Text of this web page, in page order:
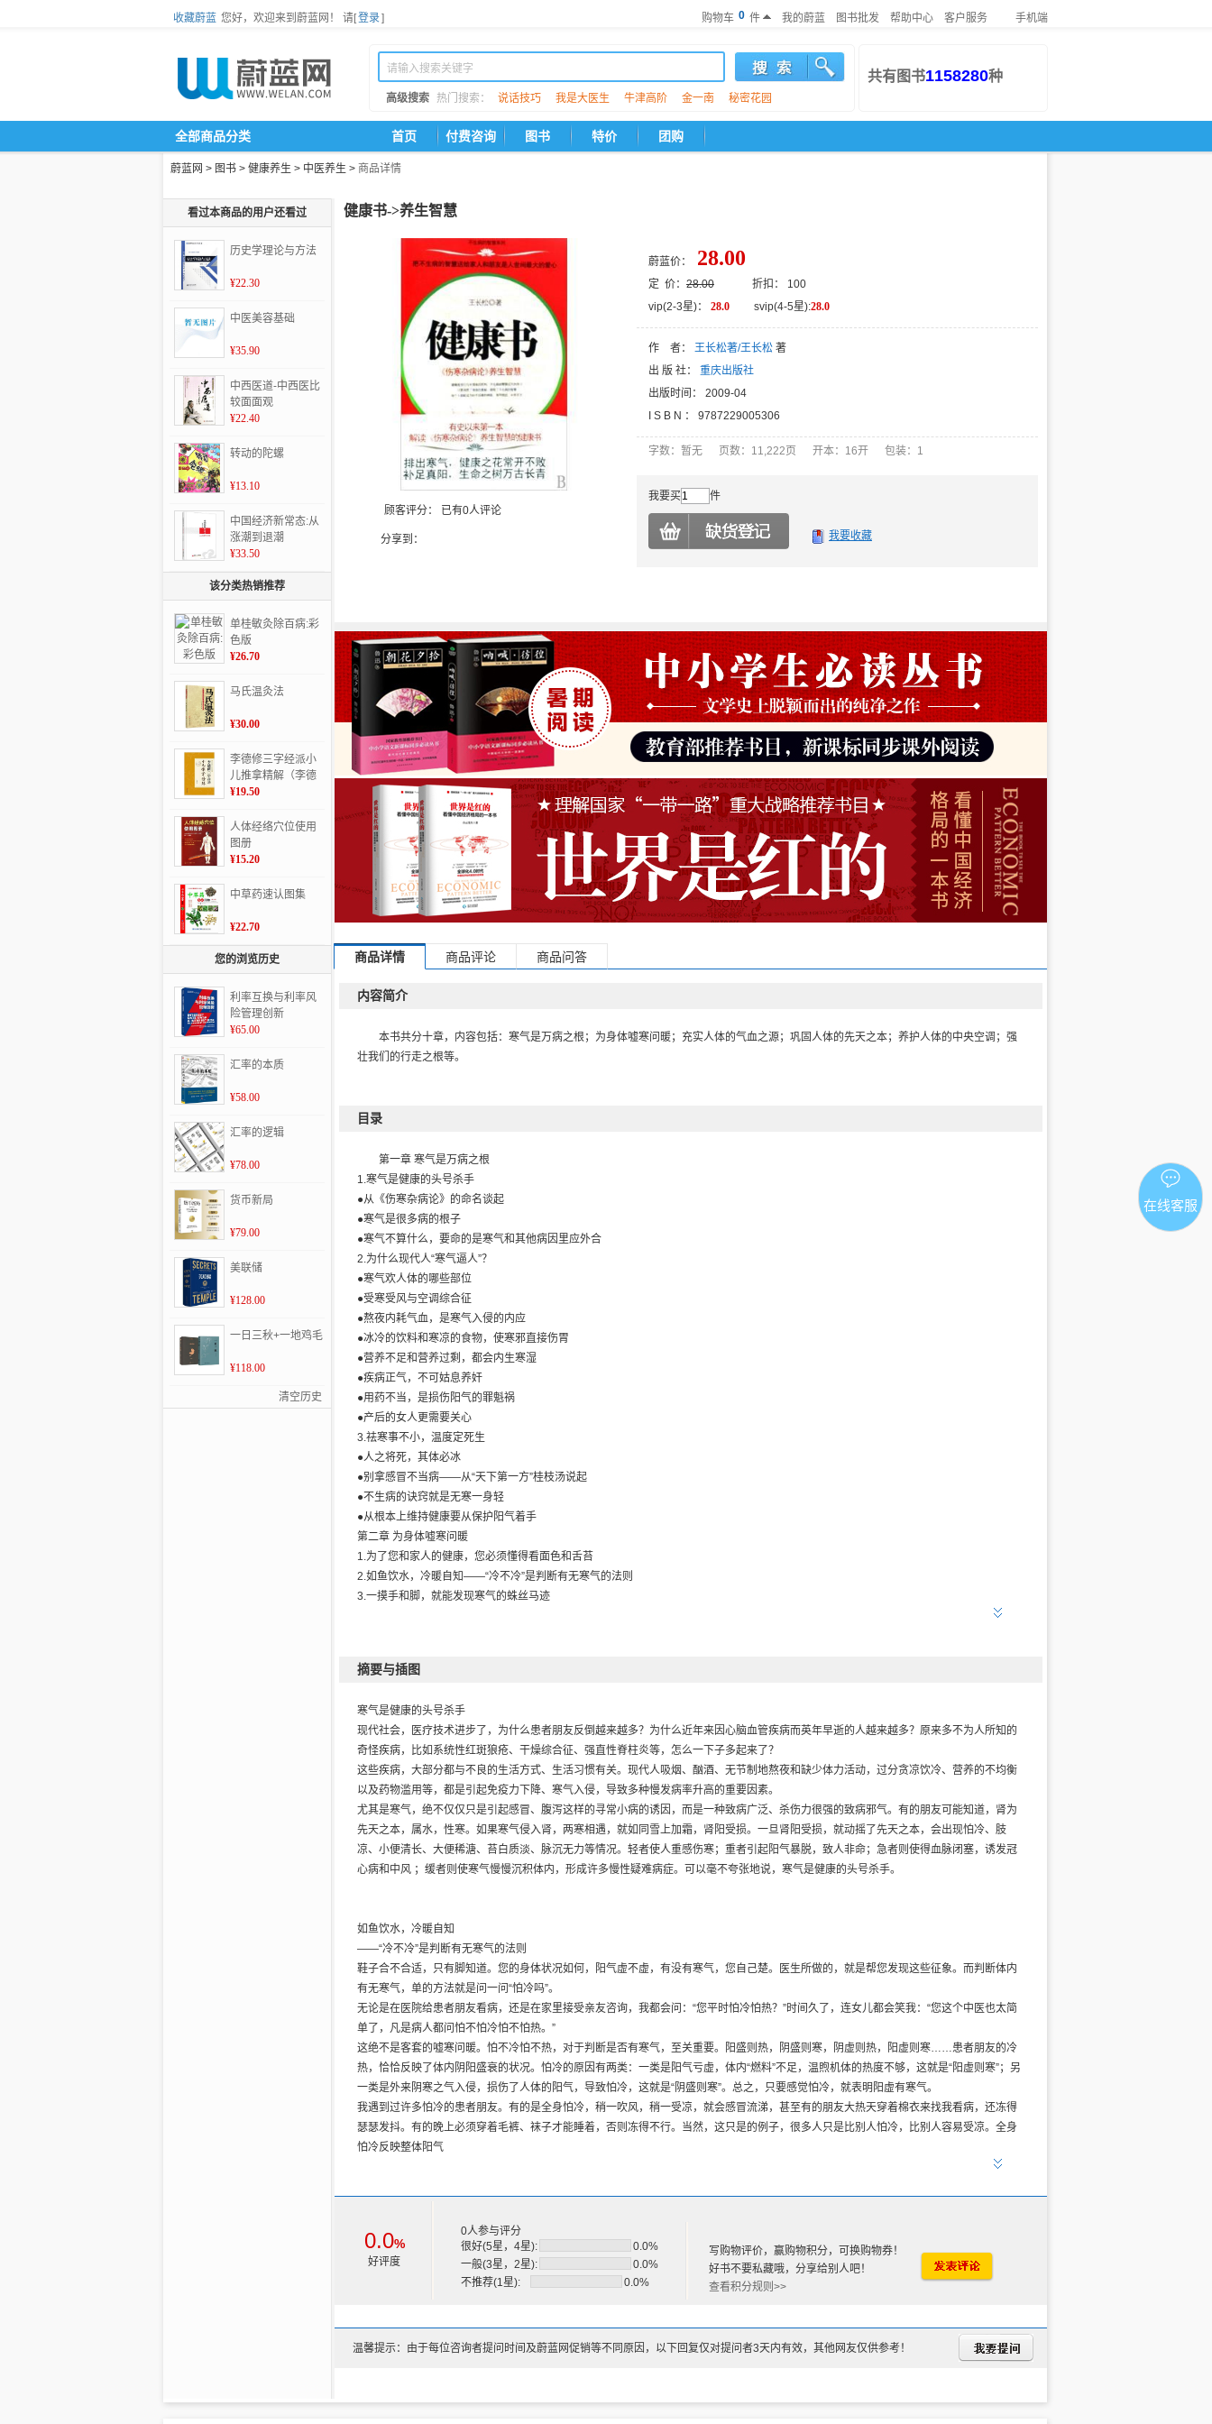
收藏蔚蓝 您好，欢迎来到蔚蓝网！ 请[登录] 购物车 0 件 我的蔚蓝 图书批发 帮助中心 客户服务 手机端
高级搜索 热门搜索： 说话技巧 我是大医生 牛津高阶 金一南 秘密花园
共有图书1158280种
全部商品分类 首页 付费咨询 图书 特价 团购
蔚蓝网 > 图书 > 健康养生 > 中医养生 > 商品详情
看过本商品的用户还看过
历史学理论与方法
¥22.30
中医美容基础
¥35.90
中西医道-中西医比
较面面观
¥22.40
转动的陀螺
¥13.10
中国经济新常态:从
涨潮到退潮
¥33.50
该分类热销推荐
单桂敏灸除百病:彩
色版
¥26.70
马氏温灸法
¥30.00
李德修三字经派小
儿推拿精解（李德
修孙女李先晓的！
百年长盛不衰的深
刻解读与经典珍
藏！非物质文化遗
¥19.50
人体经络穴位使用
图册
¥15.20
中草药速认图集
¥22.70
您的浏览历史
利率互换与利率风
险管理创新
¥65.00
汇率的本质
¥58.00
汇率的逻辑
¥78.00
货币新局
¥79.00
美联储
¥128.00
一日三秋+一地鸡毛
¥118.00
清空历史
健康书->养生智慧
顾客评分： 已有0人评论
分享到：
蔚蓝价： 28.00
定 价： 28.00 折扣： 100
vip(2-3星)： 28.0 svip(4-5星):28.0
作 者： 王长松著/王长松 著
出 版 社：
重庆出版社
出版时间：
2009-04
I S B N ：
9787229005306
字数：暂无 页数：11,222页 开本：16开 包装：1
我要买 件
我要收藏
商品详情 商品评论 商品问答
内容简介
本书共分十章，内容包括：寒气是万病之根；为身体嘘寒问暖；充实人体的气血之源；巩固人体的先天之本；养护人体的中央空调；强
壮我们的行走之根等。
目录
第一章 寒气是万病之根
1.寒气是健康的头号杀手
●从《伤寒杂病论》的命名谈起
●寒气是很多病的根子
●寒气不算什么，要命的是寒气和其他病因里应外合
2.为什么现代人“寒气逼人”？
●寒气欢人体的哪些部位
●受寒受风与空调综合征
●熬夜内耗气血，是寒气入侵的内应
●冰冷的饮料和寒凉的食物，使寒邪直接伤胃
●营养不足和营养过剩，都会内生寒湿
●疾病正气，不可姑息养奸
●用药不当，是损伤阳气的罪魁祸
●产后的女人更需要关心
3.祛寒事不小，温度定死生
●人之将死，其体必冰
●别拿感冒不当病——从“天下第一方”桂枝汤说起
●不生病的诀窍就是无寒一身轻
●从根本上维持健康要从保护阳气着手
第二章 为身体嘘寒问暖
1.为了您和家人的健康，您必须懂得看面色和舌苔
2.如鱼饮水，冷暖自知——“冷不冷”是判断有无寒气的法则
3.一摸手和脚，就能发现寒气的蛛丝马迹
第三章 充实人体的气血之源
●气血决定温度
●气血不足必然导致风寒内侵
●气血不畅，会让体内的垃圾堆积如山
●揭秘引起气血不足的五大因素
2.补足气血从健脾开始
●温中健脾
●益气健脾
●燥湿健脾
●健脾养胃
3.补血英雄
●要健康，喝驴汤——十全大补的阿胶
●当归——每个家庭都该常备的大药
●黄芪——真正属于老百姓的补药
●紫丹参——为全家老小保驾护航
●常食枸杞，寿与天齐
●立竿见影的止血神药——仙鹤草
●每天一颗枣，一生不显老
●花生可以在治病中大显身手
●羊肉这么大补的美味谁能拒绝呢
●补血神品——猪肝
4.一见钟情的家庭补血良方
●枸杞叶粥
●黄芪人参粥
●红枣花生
摘要与插图
寒气是健康的头号杀手
现代社会，医疗技术进步了，为什么患者朋友反倒越来越多？为什么近年来因心脑血管疾病而英年早逝的人越来越多？原来多不为人所知的
奇怪疾病，比如系统性红斑狼疮、干燥综合征、强直性脊柱炎等，怎么一下子多起来了？
这些疾病，大部分都与不良的生活方式、生活习惯有关。现代人吸烟、酗酒、无节制地熬夜和缺少体力活动，过分贪凉饮冷、营养的不均衡
以及药物滥用等，都是引起免疫力下降、寒气入侵，导致多种慢发病率升高的重要因素。
尤其是寒气，绝不仅仅只是引起感冒、腹泻这样的寻常小病的诱因，而是一种致病广泛、杀伤力很强的致病邪气。有的朋友可能知道，肾为
先天之本，属水，性寒。如果寒气侵入肾，两寒相遇，就如同雪上加霜，肾阳受损。一旦肾阳受损，就动摇了先天之本，会出现怕冷、肢
凉、小便清长、大便稀溏、苔白质淡、脉沉无力等情况。轻者使人重感伤寒；重者引起阳气暴脱，致人非命；急者则使得血脉闭塞，诱发冠
心病和中风 ；缓者则使寒气慢慢沉积体内，形成许多慢性疑难病症。可以毫不夸张地说，寒气是健康的头号杀手。
如鱼饮水，冷暖自知
——“冷不冷”是判断有无寒气的法则
鞋子合不合适，只有脚知道。您的身体状况如何，阳气虚不虚，有没有寒气，您自己楚。医生所做的，就是帮您发现这些征象。而判断体内
有无寒气，单的方法就是问一问“怕冷吗”。
无论是在医院给患者朋友看病，还是在家里接受亲友咨询，我都会问：“您平时怕冷怕热？”时间久了，连女儿都会笑我：“您这个中医也太简
单了，凡是病人都问怕不怕冷怕不怕热。”
这绝不是客套的嘘寒问暖。怕不冷怕不热，对于判断是否有寒气，至关重要。阳盛则热，阴盛则寒，阴虚则热，阳虚则寒……患者朋友的冷
热，恰恰反映了体内阴阳盛衰的状况。怕冷的原因有两类：一类是阳气亏虚，体内“燃料”不足，温煦机体的热度不够，这就是“阳虚则寒”；另
一类是外来阴寒之气入侵，损伤了人体的阳气，导致怕冷，这就是“阴盛则寒”。总之，只要感觉怕冷，就表明阳虚有寒气。
我遇到过许多怕冷的患者朋友。有的是全身怕冷，稍一吹风，稍一受凉，就会感冒流涕，甚至有的朋友大热天穿着棉衣来找我看病，还冻得
瑟瑟发抖。有的晚上必须穿着毛裤、袜子才能睡着，否则冻得不行。当然，这只是的例子，很多人只是比别人怕冷，比别人容易受凉。全身
怕冷反映整体阳气
0.0%
好评度
0人参与评分
很好(5星，4星):
0.0%
一般(3星，2星):
0.0%
不推荐(1星):
0.0%
写购物评价，赢购物积分，可换购物券！
好书不要私藏哦，分享给别人吧！
查看积分规则>>
温馨提示：由于每位咨询者提问时间及蔚蓝网促销等不同原因，以下回复仅对提问者3天内有效，其他网友仅供参考！
在线客服